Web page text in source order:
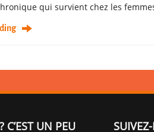
qui survient chez les
C’EST UN PEU